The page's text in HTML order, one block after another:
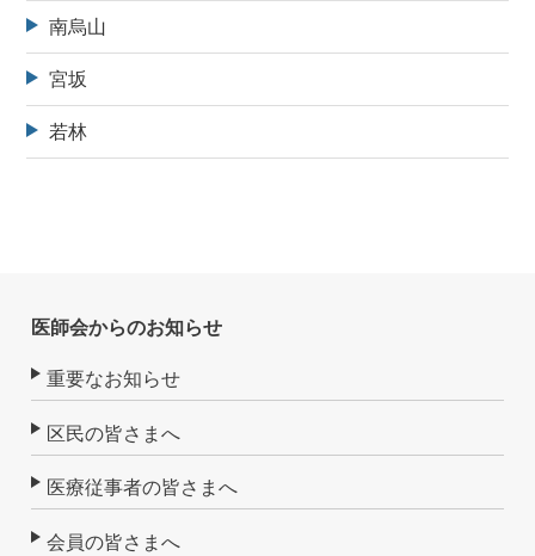
南烏山
宮坂
若林
医師会からのお知らせ
重要なお知らせ
区民の皆さまへ
医療従事者の皆さまへ
会員の皆さまへ